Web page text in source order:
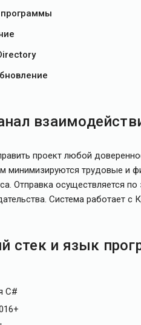
проект любой
минимизируются трудовые и
Отправка осуществляется
Система работает с
стек и язык
C#